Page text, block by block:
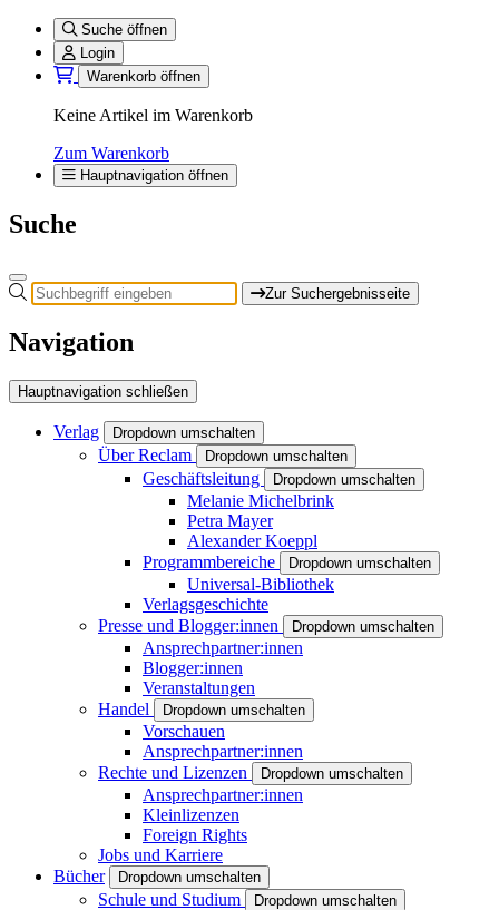
Suche öffnen
Login
Warenkorb öffnen
Keine Artikel im Warenkorb
Zum Warenkorb
Hauptnavigation öffnen
Suche
Zur Suchergebnisseite
Navigation
Hauptnavigation schließen
Verlag Dropdown umschalten
Über Reclam Dropdown umschalten
Geschäftsleitung Dropdown umschalten
Melanie Michelbrink
Petra Mayer
Alexander Koeppl
Programmbereiche
Dropdown umschalten
Universal-Bibliothek
Verlagsgeschichte
Presse und Blogger:innen
Dropdown umschalten
Ansprechpartner:innen
Blogger:innen
Veranstaltungen
Handel
Dropdown umschalten
Vorschauen
Ansprechpartner:innen
Rechte und Lizenzen
Dropdown umschalten
Ansprechpartner:innen
Kleinlizenzen
Foreign Rights
Jobs und Karriere
Bücher
Dropdown umschalten
Schule und Studium Dropdown umschalten